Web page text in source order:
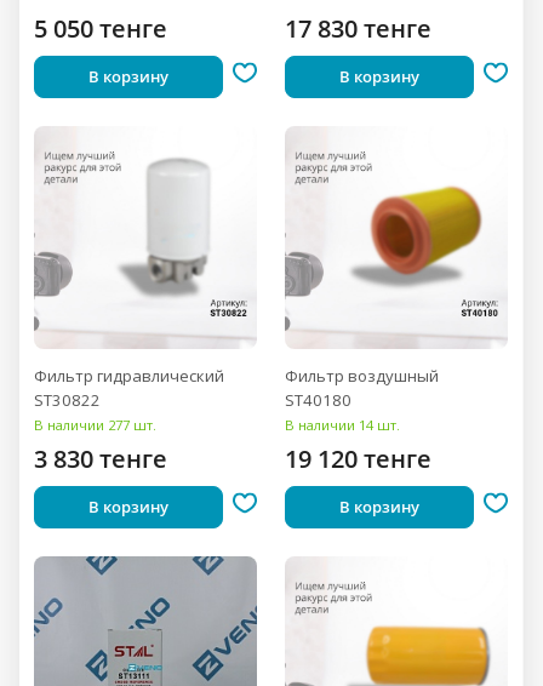
5 050 тенге
В корзину
17 830 тенге
В корзину
Фильтр гидравлический
ST30822
В наличии 277 шт.
3 830 тенге
В корзину
Фильтр воздушный
ST40180
В наличии 14 шт.
19 120 тенге
В корзину